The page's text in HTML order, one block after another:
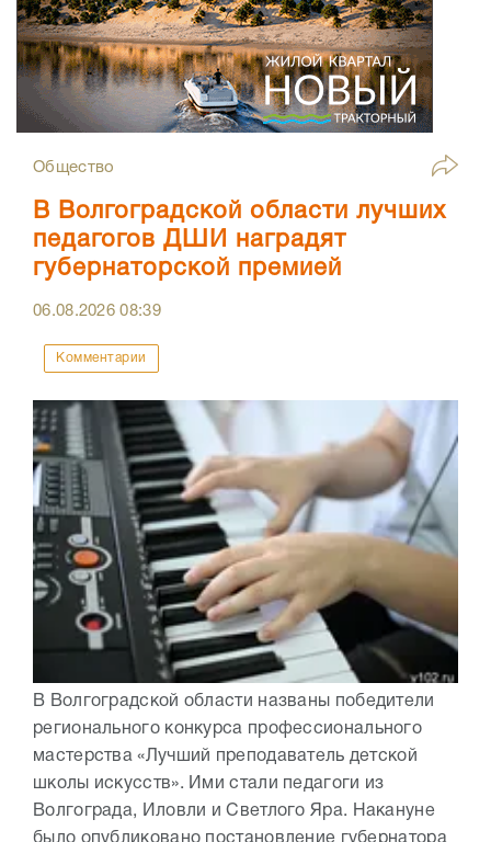
Общество
В Волгоградской области лучших
педагогов ДШИ наградят
губернаторской премией
06.08.202608:39
Комментарии
В Волгоградской области названы победители
регионального конкурса профессионального
мастерства «Лучший преподаватель детской
школы искусств». Ими стали педагоги из
Волгограда, Иловли и Светлого Яра. Накануне
было опубликовано постановление губернатора